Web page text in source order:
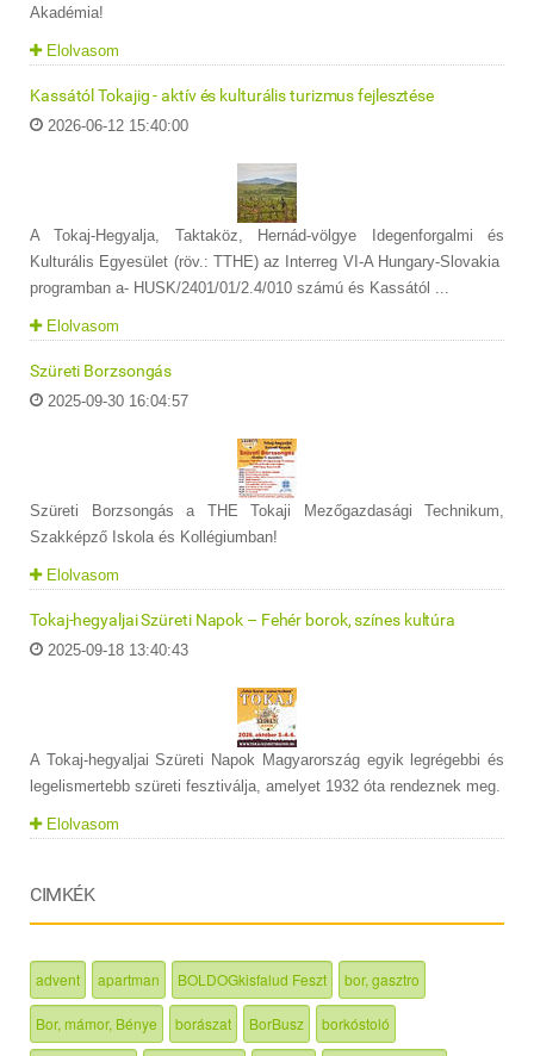
Akadémia!
Elolvasom
Kassától Tokajig - aktív és kulturális turizmus fejlesztése
2026-06-12 15:40:00
A Tokaj-Hegyalja, Taktaköz, Hernád-völgye Idegenforgalmi és
Kulturális Egyesület (röv.: TTHE) az Interreg VI-A Hungary-Slovakia
programban a- HUSK/2401/01/2.4/010 számú és Kassától ...
Elolvasom
Szüreti Borzsongás
2025-09-30 16:04:57
Szüreti Borzsongás a THE Tokaji Mezőgazdasági Technikum,
Szakképző Iskola és Kollégiumban!
Elolvasom
Tokaj-hegyaljai Szüreti Napok – Fehér borok, színes kultúra
2025-09-18 13:40:43
A Tokaj-hegyaljai Szüreti Napok Magyarország egyik legrégebbi és
legelismertebb szüreti fesztiválja, amelyet 1932 óta rendeznek meg.
Elolvasom
CIMKÉK
advent apartman BOLDOGkisfalud Feszt bor, gasztro
Bor, mámor, Bénye borászat BorBusz borkóstoló